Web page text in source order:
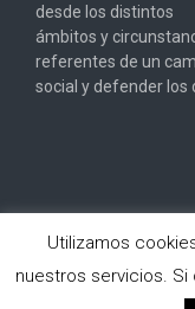
desde los distintos
ámbitos y
referentes de un
social y defender los
Copyright ©
Utilizamos
nuestros servicios. Si